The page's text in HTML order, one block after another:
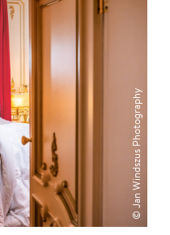
© Jan Windszus Photography